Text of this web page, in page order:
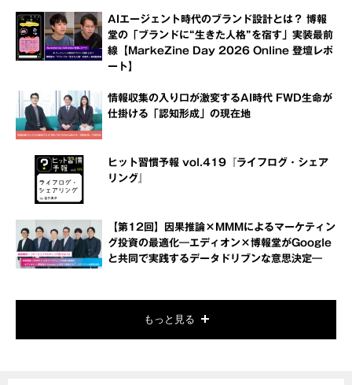
AIエージェント時代のブランド設計とは？ 博報
堂の「ブランドに“生きた人格”を宿す」実装最前
線【MarkeZine Day 2026 Online 登壇レポ
ート】
情報収集の入り口が激変するAI時代 FWD生命が
仕掛ける「認知形成」の現在地
ヒット習慣予報 vol.419『ライフログ・シェア
リング』
【第12回】因果推論×MMMによるマーケティン
グ投資の最適化―エディオン×博報堂がGoogle
と共同で実践するデータドリブンな意思決定―
もっと見る